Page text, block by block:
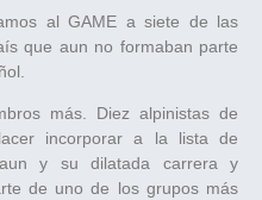
al GAME a siete de las
que aun no formaban parte
más. Diez alpinistas de
incorporar a la lista de
y su dilatada carrera y
de uno de los grupos más